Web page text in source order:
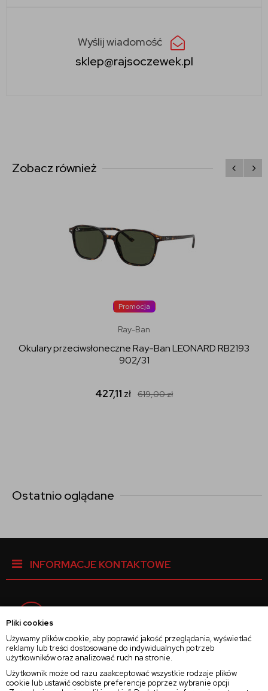
Pliki cookies
Używamy plików cookie, aby poprawić jakość przeglądania, wyświetlać
reklamy lub treści dostosowane do indywidualnych potrzeb
użytkowników oraz analizować ruch na stronie.
Użytkownik może od razu zaakceptować wszystkie rodzaje plików
cookie lub ustawić osobiste preferencje poprzez wybranie opcji
Wyślij wiadomość
sklep@rajsoczewek.pl
Zobacz również
Promocja
Ray-Ban
Okulary przeciwsłoneczne Ray-Ban LEONARD RB2193
902/31
427,11 zł 619,00zł
Ostatnio oglądane
INFORMACJE KONTAKTOWE
Instagram
Twitter